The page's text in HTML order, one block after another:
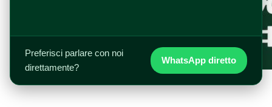
Preferisci parlare con noi
direttamente?
WhatsApp diretto